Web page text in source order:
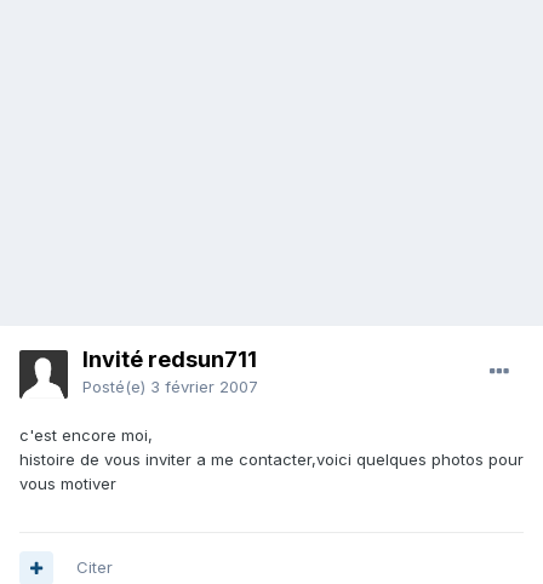
Invité redsun711
Posté(e) 3 février 2007
c'est encore moi,
histoire de vous inviter a me contacter,voici quelques photos pour
vous motiver
Citer